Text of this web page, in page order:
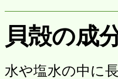
貝殻の成
水や塩水の中に